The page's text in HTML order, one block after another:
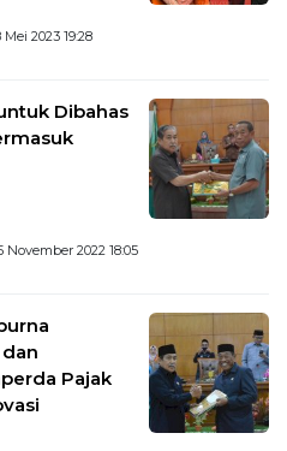
Mei 2023 19:28
Dibahas
November 2022 18:05
Pajak